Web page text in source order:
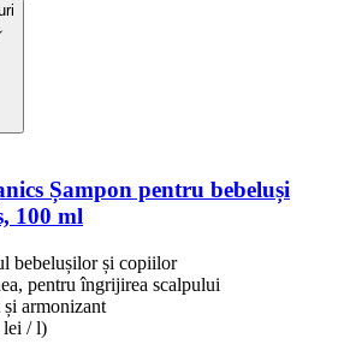
Șampon pentru bebeluși
100 ml
bebelușilor și copiilor
pentru îngrijirea scalpului
armonizant
lei / l)